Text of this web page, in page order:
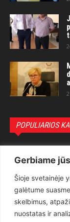
Gerbiame
Šioje svetainėje
galėtume
skelbimus,
nuostatas ir
POPULIARIOS
Teisėsauga
Aktualu
Lietuva